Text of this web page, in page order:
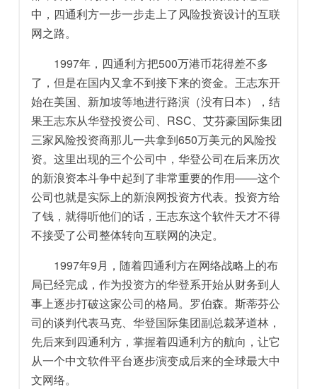
中，四通利方一步一步走上了风险投资设计的互联
网之路。
1997年，四通利方把500万港币花得差不多
了，但是在国内又拿不到接下来的资金。王志东开
始在美国、新加坡等地进行路演（没有日本），结
果王志东从华登投资公司、RSC、艾芬豪国际集团
三家风险投资商那儿一共拿到650万美元的风险投
资。这里出现的三个公司中，华登公司在后来历次
的新浪资本斗争中起到了非常重要的作用——这个
公司也就是实际上的新浪网投资方代表。投资方给
了钱，就得听他们的话，王志东这个软件天才不得
不接受了公司整体转向互联网的决定。
1997年9月，随着四通利方在网络战略上的布
局已经完成，作为投资方的华登系开始从财务到人
事上逐步打破这家公司的格局。罗伯森。斯蒂芬公
司的谈判代表马克、华登国际集团副总裁茅道林，
先后来到四通利方，掌握着四通利方的航向，让它
从一个中文软件平台逐步演变成后来的全球最大中
文网络。